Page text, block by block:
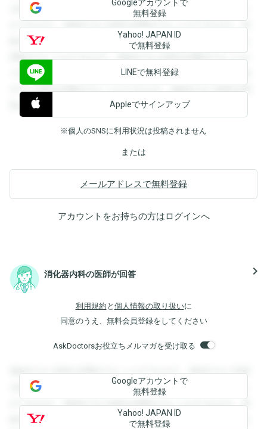
を閲覧することができます。登録すると回答を閲覧すること
ができます。登録すると回答を閲覧することができます。登
録すると回答を閲覧することができます。登録すると回答を
閲覧することができます。登録すると回答を閲覧することが
できます。登録すると回答を閲覧することができます。登録
すると回答を閲覧することができます。登録すると回答を閲
覧することができます。
Googleアカウントで
無料登録
Yahoo! JAPAN ID
で無料登録
LINEで無料登録
Appleでサインアップ
※個人のSNSに利用状況は投稿されません
または
メールアドレスで無料登録
アカウントをお持ちの方はログインへ
消化器内科の医師が回答 navigate_next
利用規約 と 個人情報の取り扱いに
同意のうえ、無料会員登録をしてください
AskDoctorsお役立ちメルマガを受け取る
登録すると回答を閲覧することができます。登録すると回答
を閲覧することができます。登録すると回答を閲覧すること
ができます。登録すると回答を閲覧することができます。登
録すると回答を閲覧することができます。登録すると回答を
Googleアカウントで
無料登録
Yahoo! JAPAN ID
で無料登録